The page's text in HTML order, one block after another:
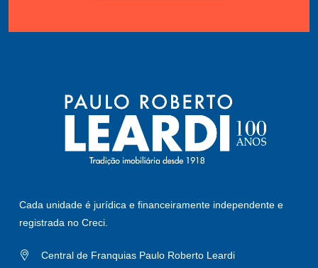
Cada unidade é jurídica e financeiramente independente e
registrada no Creci.
Central de Franquias Paulo Roberto Leardi